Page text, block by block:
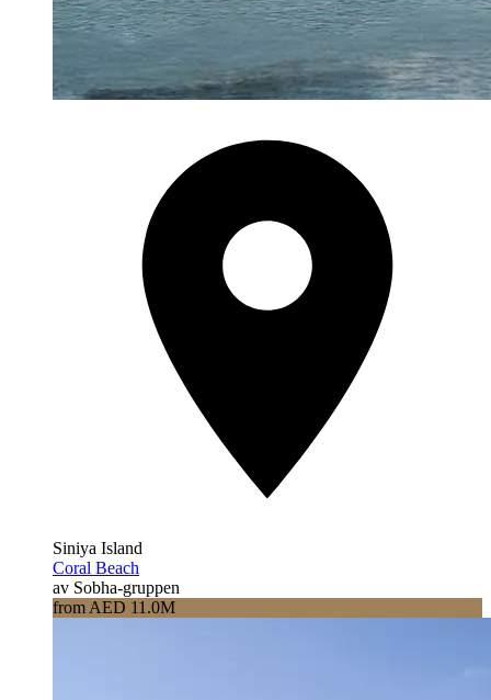
Siniya Island
Coral Beach
av Sobha-gruppen
from AED 11.0M